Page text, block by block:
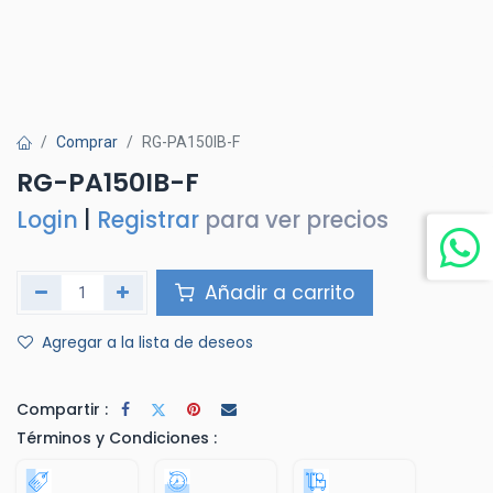
Comprar RG-PA150IB-F
RG-PA150IB-F
Login Registrar para ver precios
Añadir a carrito
Agregar a la lista de deseos
Compartir :
Términos y Condiciones :